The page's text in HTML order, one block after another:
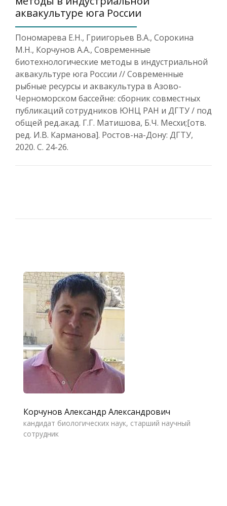
аквакультуре юга России
Пономарева Е.Н., Гриигорьев В.А., Сорокина
М.Н., Корчунов А.А., Современные
биотехнологические методы в индустриальной
аквакультуре юга России // Современные
рыбные ресурсы и аквакультура в Азово-
Черноморском бассейне: сборник совместных
публикаций сотрудников ЮНЦ РАН и ДГТУ / под
общей ред.акад. Г.Г. Матишова, Б.Ч. Месхи;[отв.
ред. И.В. Карманова]. Ростов-на-Дону: ДГТУ,
2020. С. 24-26.
Корчунов Александр Александрович
кандидат биологических наук, старший научный
сотрудник